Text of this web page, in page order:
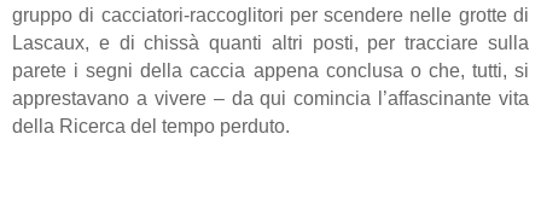
gruppo di cacciatori-raccoglitori per scendere nelle grotte di
Lascaux, e di chissà quanti altri posti, per tracciare sulla
parete i segni della caccia appena conclusa o che, tutti, si
apprestavano a vivere – da qui comincia l’affascinante vita
della Ricerca del tempo perduto.